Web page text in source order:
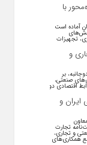
با
آماده است
تجهیزات
و
بر
صنعتی،
اقتصادی دو
و
تجارت
و تجاری،
همکاری‌های